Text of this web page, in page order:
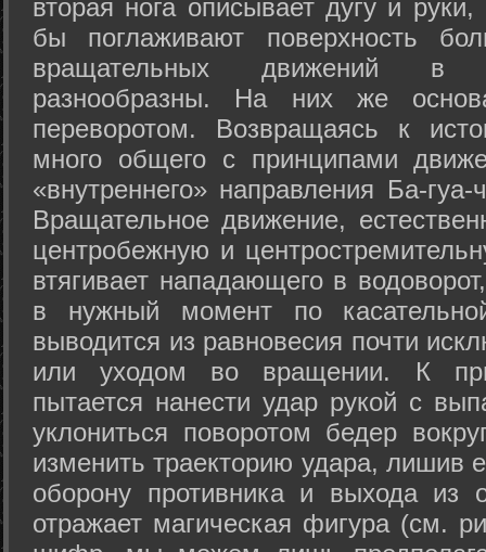
вторая нога описывает дугу и
бы поглаживают поверхность
вращательных движений в
разнообразны. На них же
переворотом. Возвращаясь к
много общего с принципами
«внутреннего» направления Ба-
Вращательное движение,
центробежную и
втягивает нападающего в
в нужный момент по
выводится из равновесия почти
или уходом во вращении. К
пытается нанести удар рукой с
уклониться поворотом бедер
изменить траекторию удара, лишив
оборону противника и выхода из
отражает магическая фигура (см.